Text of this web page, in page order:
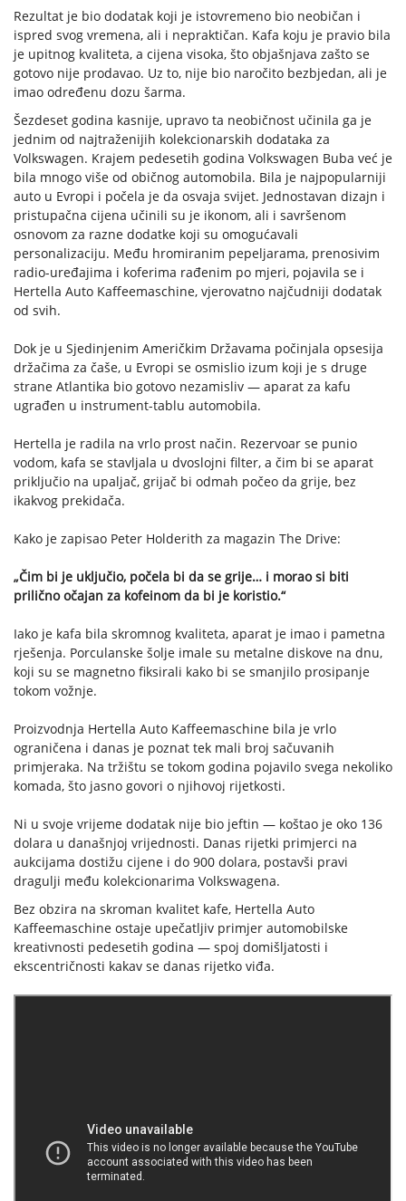
Rezultat je bio dodatak koji je istovremeno bio neobičan i
ispred svog vremena, ali i nepraktičan. Kafa koju je pravio bila
je upitnog kvaliteta, a cijena visoka, što objašnjava zašto se
gotovo nije prodavao. Uz to, nije bio naročito bezbjedan, ali je
imao određenu dozu šarma.
Šezdeset godina kasnije, upravo ta neobičnost učinila ga je
jednim od najtraženijih kolekcionarskih dodataka za
Volkswagen. Krajem pedesetih godina Volkswagen Buba već je
bila mnogo više od običnog automobila. Bila je najpopularniji
auto u Evropi i počela je da osvaja svijet. Jednostavan dizajn i
pristupačna cijena učinili su je ikonom, ali i savršenom
osnovom za razne dodatke koji su omogućavali
personalizaciju. Među hromiranim pepeljarama, prenosivim
radio-uređajima i koferima rađenim po mjeri, pojavila se i
Hertella Auto Kaffeemaschine, vjerovatno najčudniji dodatak
od svih.
Dok je u Sjedinjenim Američkim Državama počinjala opsesija
držačima za čaše, u Evropi se osmislio izum koji je s druge
strane Atlantika bio gotovo nezamisliv — aparat za kafu
ugrađen u instrument-tablu automobila.
Hertella je radila na vrlo prost način. Rezervoar se punio
vodom, kafa se stavljala u dvoslojni filter, a čim bi se aparat
priključio na upaljač, grijač bi odmah počeo da grije, bez
ikakvog prekidača.
Kako je zapisao Peter Holderith za magazin The Drive:
„Čim bi je uključio, počela bi da se grije… i morao si biti
prilično očajan za kofeinom da bi je koristio.“
Iako je kafa bila skromnog kvaliteta, aparat je imao i pametna
rješenja. Porculanske šolje imale su metalne diskove na dnu,
koji su se magnetno fiksirali kako bi se smanjilo prosipanje
tokom vožnje.
Proizvodnja Hertella Auto Kaffeemaschine bila je vrlo
ograničena i danas je poznat tek mali broj sačuvanih
primjeraka. Na tržištu se tokom godina pojavilo svega nekoliko
komada, što jasno govori o njihovoj rijetkosti.
Ni u svoje vrijeme dodatak nije bio jeftin — koštao je oko 136
dolara u današnjoj vrijednosti. Danas rijetki primjerci na
aukcijama dostižu cijene i do 900 dolara, postavši pravi
dragulji među kolekcionarima Volkswagena.
Bez obzira na skroman kvalitet kafe, Hertella Auto
Kaffeemaschine ostaje upečatljiv primjer automobilske
kreativnosti pedesetih godina — spoj domišljatosti i
ekscentričnosti kakav se danas rijetko viđa.